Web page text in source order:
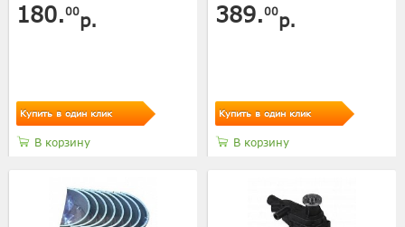
180.00р.
Купить в один клик
В корзину
389.00р.
Купить в один клик
В корзину